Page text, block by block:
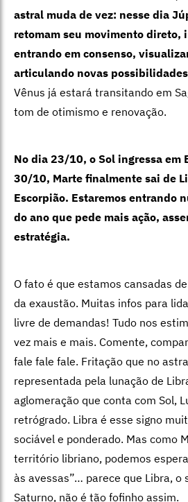
astral muda de vez: nesse dia
retomam seu movimento direto,
entrando em consenso,
articulando novas
Vênus já estará transitando em
tom de otimismo e renovação.
No dia 23/10, o Sol ingressa em
30/10, Marte finalmente sai de
Escorpião. Estaremos entrando
do ano que pede mais ação,
estratégia.
O fato é que estamos cansadas
da exaustão. Muitas infos para
livre de demandas! Tudo nos
vez mais e mais. Comente,
fale fale fale. Fritação que no
representada pela lunação de
aglomeração que conta com Sol,
retrógrado. Libra é esse signo
sociável e ponderado. Mas como
território libriano, podemos
às avessas”… parece que Libra, o
Saturno, não é tão fofinho assim.